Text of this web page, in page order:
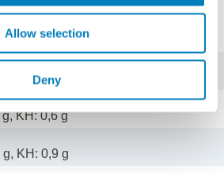
Allow selection
Deny
KH: 1,2 g
KH: 0,6 g
KH: 0,9 g